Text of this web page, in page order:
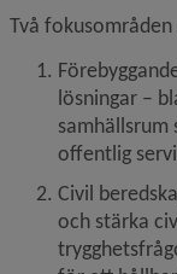
Två
lösningar –
offentlig
Civil
och stärka